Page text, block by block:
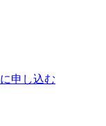
に申し込む